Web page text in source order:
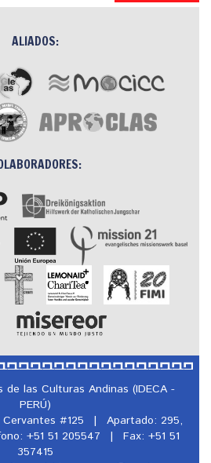
ALIADOS:
las Culturas Andinas (IDECA -
PERÚ)
Cervantes #125
|
Apartado: 295,
+51 51 205547 |
Fax: +51 51
357415